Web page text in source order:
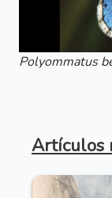
Polyommatus
Artículos